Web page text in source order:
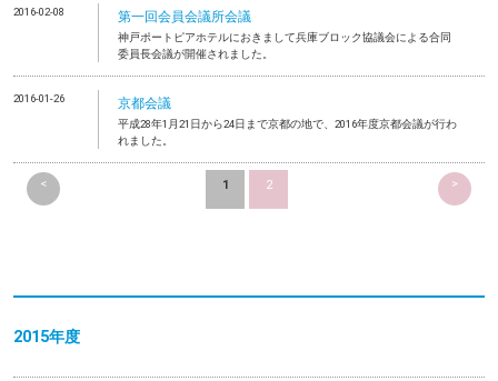
2016-02-08 第一回会員会議所会議
神戸ポートピアホテルにおきまして兵庫ブロック協議会による合同
委員長会議が開催されました。
2016-01-26 京都会議
平成28年1月21日から24日まで京都の地で、2016年度京都会議が行わ
れました。
< 1 2 >
2015年度